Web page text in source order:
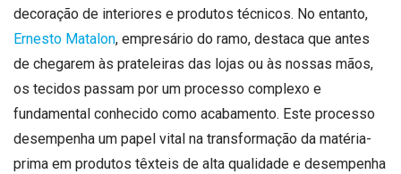
decoração de interiores e produtos técnicos. No entanto,
Ernesto Matalon, empresário do ramo, destaca que antes
de chegarem às prateleiras das lojas ou às nossas mãos,
os tecidos passam por um processo complexo e
fundamental conhecido como acabamento. Este processo
desempenha um papel vital na transformação da matéria-
prima em produtos têxteis de alta qualidade e desempenha